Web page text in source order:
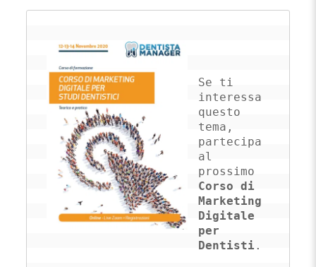
Se ti
interessa
questo
tema,
partecipa
al
Corso di
Marketing
Digitale
per
Dentisti .